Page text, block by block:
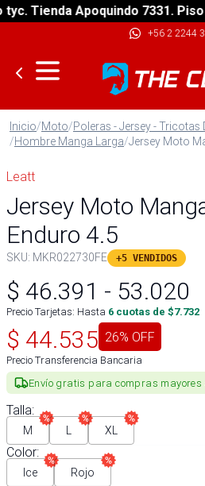
Tienda Apoquindo 7331. Piso 9.
+56 2 2244
Inicio/Moto/Poleras - Jersey - Tricotas
/Hombre Manga Larga/Jersey Moto
Leatt
Jersey Moto
Enduro 4.5
SKU: MKR022730FE +5 VENDIDOS
$ 46.391 - 53.020
Precio Tarjetas: Hasta 6 cuotas de $7.732
$ 44.535 26% OFF
Precio Transferencia Bancaria
Envío gratis para compras mayores
Talla:
M L XL
Color:
Ice Rojo